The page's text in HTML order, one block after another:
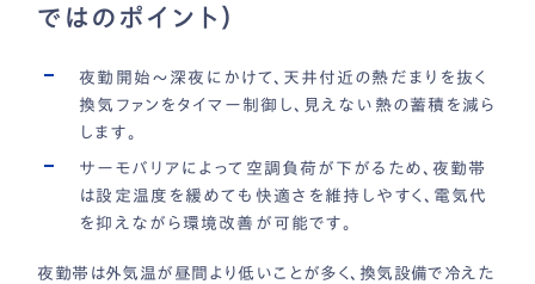
ではのポイント）
夜勤開始〜深夜にかけて、天井付近の熱だまりを抜く
換気ファンをタイマー制御し、見えない熱の蓄積を減ら
します。
サーモバリアによって空調負荷が下がるため、夜勤帯
は設定温度を緩めても快適さを維持しやすく、電気代
を抑えながら環境改善が可能です。
夜勤帯は外気温が昼間より低いことが多く、換気設備で冷えた